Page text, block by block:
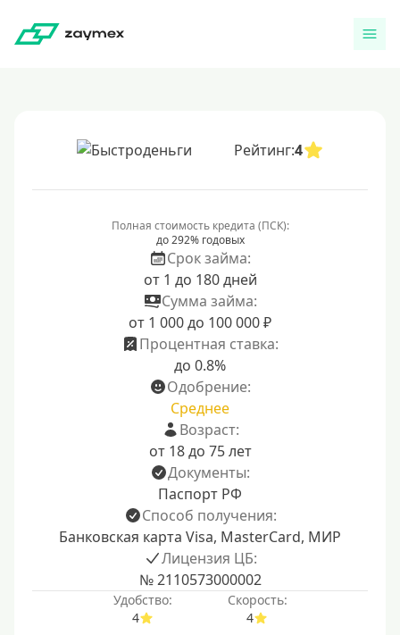
Рейтинг:4
Полная стоимость кредита (ПСК):
до 292% годовых
Срок займа:
от 1 до 180 дней
Сумма займа:
от 1 000 до 100 000 ₽
Процентная ставка:
до 0.8%
Одобрение:
Среднее
Возраст:
от 18 до 75 лет
Документы:
Паспорт РФ
Способ получения:
Банковская карта Visa, MasterCard, МИР
Лицензия ЦБ:
№ 2110573000002
Удобство:
4
Скорость:
4